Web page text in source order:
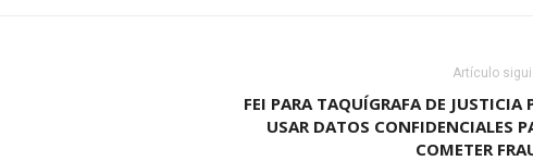
Artículo
FEI PARA TAQUÍGRAFA DE JUSTICIA
USAR DATOS CONFIDENCIALES
COMETER